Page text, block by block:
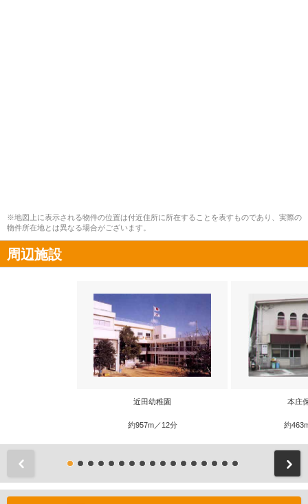
※地図上に表示される物件の位置は付近住所に所在することを表すものであり、実際の
物件所在地とは異なる場合がございます。
周辺施設
近田幼稚園
約957m／12分
本庄
約